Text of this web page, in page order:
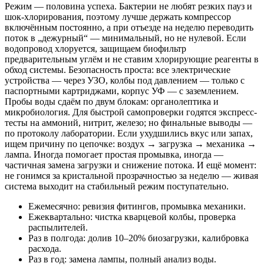
Режим — половина успеха. Бактерии не любят резких пауз и
шок-хлорирования, поэтому лучше держать компрессор
включённым постоянно, а при отъезде на неделю переводить
поток в „дежурный“ — минимальный, но не нулевой. Если
водопровод хлоруется, защищаем биофильтр
предварительным углём и не ставим хлорирующие реагенты в
обход системы. Безопасность проста: все электрические
устройства — через УЗО, колбы под давлением — только с
паспортными картриджами, корпус УФ — с заземлением.
Пробы воды сдаём по двум блокам: органолептика и
микробиология. Для быстрой самопроверки годятся экспресс-
тесты на аммоний, нитрит, железо; но финальные выводы —
по протоколу лаборатории. Если ухудшились вкус или запах,
ищем причину по цепочке: воздух → загрузка → механика →
лампа. Иногда помогает простая промывка, иногда —
частичная замена загрузки и снижение потока. И ещё момент:
не гонимся за кристальной прозрачностью за неделю — живая
система выходит на стабильный режим поступательно.
Ежемесячно: ревизия фитингов, промывка механики.
Ежеквартально: чистка кварцевой колбы, проверка
распылителей.
Раз в полгода: долив 10–20% биозагрузки, калибровка
расхода.
Раз в год: замена лампы, полный анализ воды.